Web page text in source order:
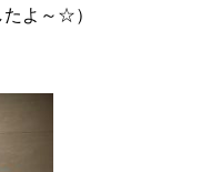
よ～☆）